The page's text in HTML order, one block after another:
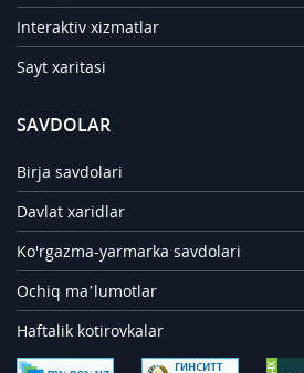
Interaktiv xizmatlar
Sayt xaritasi
SAVDOLAR
Birja savdolari
Davlat xaridlar
Ko'rgazma-yarmarka savdolari
Ochiq ma’lumotlar
Haftalik kotirovkalar